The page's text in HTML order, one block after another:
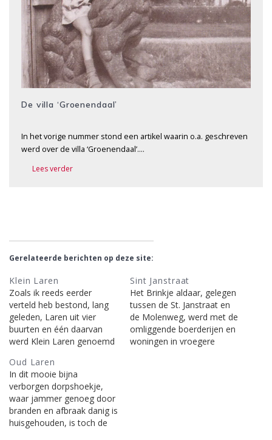
De villa ‘Groenendaal’
In het vorige nummer stond een artikel waarin o.a. geschreven
werd over de villa ‘Groenendaal’….
Lees verder
Gerelateerde berichten op deze site:
Klein Laren
Zoals ik reeds eerder
verteld heb bestond, lang
geleden, Laren uit vier
buurten en één daarvan
werd Klein Laren genoemd
de Kleinlarenweg. Toen op
de akkers langs de St.
Janstraat in plaats van het
koren nieuwe woningen
verrezen, besloot men de
straat die dáár aangelegd…
Sint Janstraat
Het Brinkje aldaar, gelegen
tussen de St. Janstraat en
de Molenweg, werd met de
omliggende boerderijen en
woningen in vroegere
Oud Laren
In dit mooie bijna
verborgen dorpshoekje,
waar jammer genoeg door
branden en afbraak danig is
huisgehouden, is toch de